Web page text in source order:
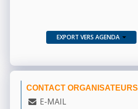
EXPORT VERS AGENDA
CONTACT ORGANISATEURS
E-MAIL